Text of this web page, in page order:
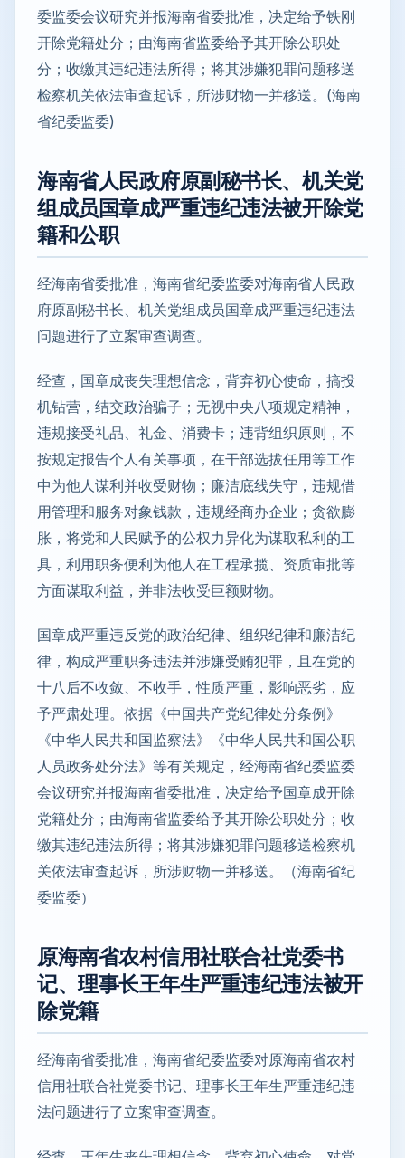
委监委会议研究并报海南省委批准，决定给予铁刚
开除党籍处分；由海南省监委给予其开除公职处
分；收缴其违纪违法所得；将其涉嫌犯罪问题移送
检察机关依法审查起诉，所涉财物一并移送。(海南
省纪委监委)
海南省人民政府原副秘书长、机关党
组成员国章成严重违纪违法被开除党
籍和公职
经海南省委批准，海南省纪委监委对海南省人民政
府原副秘书长、机关党组成员国章成严重违纪违法
问题进行了立案审查调查。
经查，国章成丧失理想信念，背弃初心使命，搞投
机钻营，结交政治骗子；无视中央八项规定精神，
违规接受礼品、礼金、消费卡；违背组织原则，不
按规定报告个人有关事项，在干部选拔任用等工作
中为他人谋利并收受财物；廉洁底线失守，违规借
用管理和服务对象钱款，违规经商办企业；贪欲膨
胀，将党和人民赋予的公权力异化为谋取私利的工
具，利用职务便利为他人在工程承揽、资质审批等
方面谋取利益，并非法收受巨额财物。
国章成严重违反党的政治纪律、组织纪律和廉洁纪
律，构成严重职务违法并涉嫌受贿犯罪，且在党的
十八后不收敛、不收手，性质严重，影响恶劣，应
予严肃处理。依据《中国共产党纪律处分条例》
《中华人民共和国监察法》《中华人民共和国公职
人员政务处分法》等有关规定，经海南省纪委监委
会议研究并报海南省委批准，决定给予国章成开除
党籍处分；由海南省监委给予其开除公职处分；收
缴其违纪违法所得；将其涉嫌犯罪问题移送检察机
关依法审查起诉，所涉财物一并移送。（海南省纪
委监委）
原海南省农村信用社联合社党委书
记、理事长王年生严重违纪违法被开
除党籍
经海南省委批准，海南省纪委监委对原海南省农村
信用社联合社党委书记、理事长王年生严重违纪违
法问题进行了立案审查调查。